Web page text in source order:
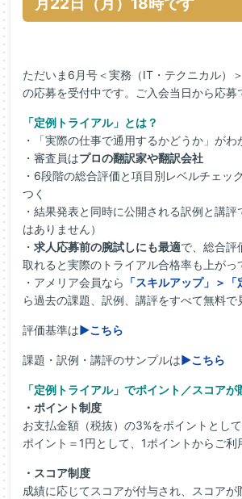
ただいま6月号＜実務（IT・テクニカル）
の応募を受付中です。ご入会当日から応募
「定例トライアル」とは？
・「実際の仕事で通用するかどうか」がわ
・審査員はプロの翻訳家や翻訳会社
・6段階の総合評価と項目別レベルチェッ
つく
・結果発表と同時に公開される訳例と講
はありません）
・ 求人応募前の腕試しにも最適で、総合評
取れると実際のトライアル合格率も上がっ
・アメリア会員なら 「スキルアップ」＞「
ら過去の課題、訳例、講評をすべて無料で
評価基準は▶こちら
課題・訳例・講評のサンプルは▶こちら
「定例トライアル」でポイント／スコアが
・ポイント制度
お支払金額（税抜）の3%をポイントとし
ポイント＝1円として、1ポイントからご利
・スコア制度
成績に応じてスコアが付与され、スコアが